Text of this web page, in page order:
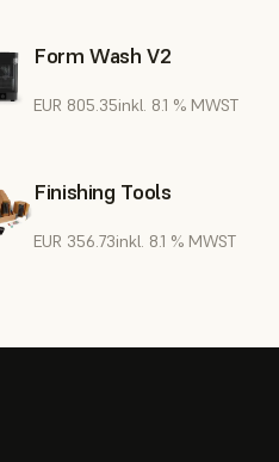
Form Wash V2
EUR 805.35inkl. 8.1 % MWST
Finishing Tools
EUR 356.73inkl. 8.1 % MWST